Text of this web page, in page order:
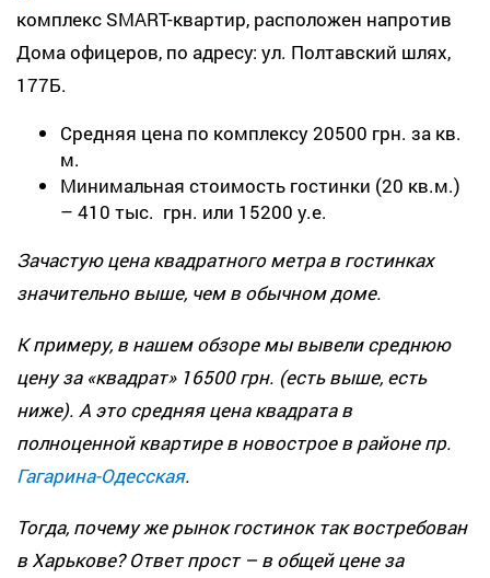
комплекс SMART-квартир, расположен напротив
Дома офицеров, по адресу: ул. Полтавский шлях,
177Б.
Средняя цена по комплексу 20500 грн. за кв.
м.
Минимальная стоимость гостинки (20 кв.м.)
– 410 тыс. грн. или 15200 у.е.
Зачастую цена квадратного метра в гостинках
значительно выше, чем в обычном доме.
К примеру, в нашем обзоре мы вывели среднюю
цену за «квадрат» 16500 грн. (есть выше, есть
ниже). А это средняя цена квадрата в
полноценной квартире в новострое в районе пр.
Гагарина-Одесская.
Тогда, почему же рынок гостинок так востребован
в Харькове? Ответ прост – в общей цене за